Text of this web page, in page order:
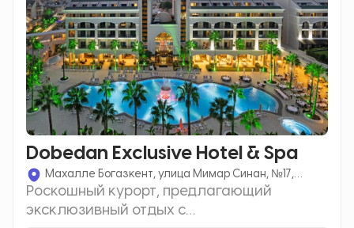
Dobedan Exclusive Hotel & Spa
Махалле Богазкент, улица Мимар Синан, №17,
Бельк Богазкент/Анталия, Турция
Роскошный курорт, предлагающий
эксклюзивный отдых с